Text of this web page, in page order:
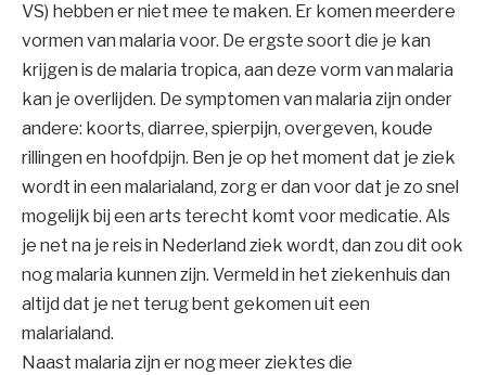
VS) hebben er niet mee te maken. Er komen meerdere
vormen van malaria voor. De ergste soort die je kan
krijgen is de malaria tropica, aan deze vorm van malaria
kan je overlijden. De symptomen van malaria zijn onder
andere: koorts, diarree, spierpijn, overgeven, koude
rillingen en hoofdpijn. Ben je op het moment dat je ziek
wordt in een malarialand, zorg er dan voor dat je zo snel
mogelijk bij een arts terecht komt voor medicatie. Als
je net na je reis in Nederland ziek wordt, dan zou dit ook
nog malaria kunnen zijn. Vermeld in het ziekenhuis dan
altijd dat je net terug bent gekomen uit een
malarialand.
Naast malaria zijn er nog meer ziektes die